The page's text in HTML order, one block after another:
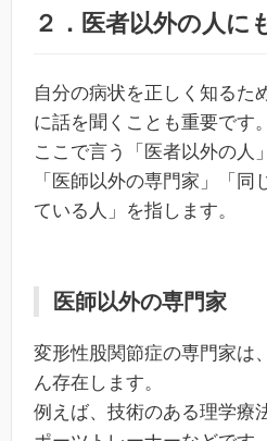
２．医者以外の人に
自分の病状を正しく知るた
に話を聞くことも重要です。
ここで言う「医者以外の人
「医師以外の専門家」「同
ている人」を指します。
医師以外の専門家
変形性股関節症の専門家は
ん存在します。
例えば、技術のある理学療